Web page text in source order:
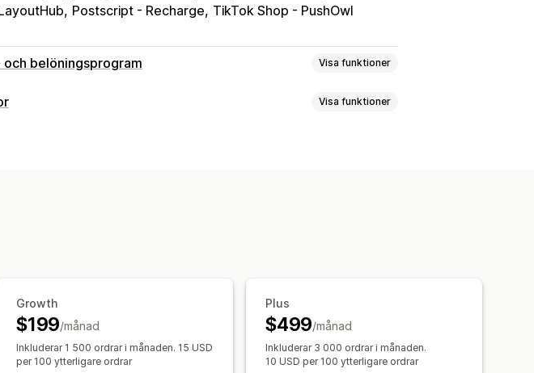
Postscript - Recharge TikTok Shop - PushOwl
belöningsprogram Visa funktioner
Visa funktioner
Anpassade ikoner
E-postmallar
Prisaviseringar
Growth
$199/månad
Inkluderar 1 500 ordrar i månaden. 15 USD
per 100 ytterligare ordrar
Plus
$499/månad
Inkluderar 3 000 ordrar i månaden.
10 USD per 100 ytterligare ordrar